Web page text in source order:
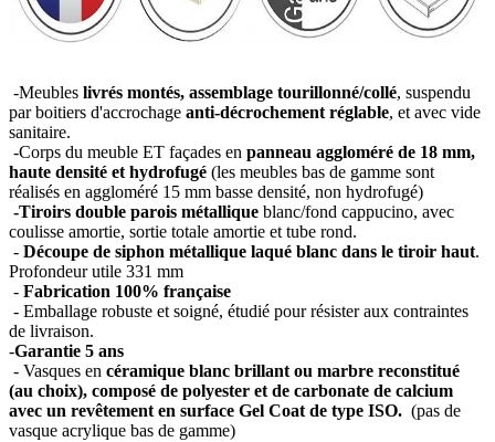
-Meubles livrés montés, assemblage tourillonné/collé, suspendu
par boitiers d'accrochage anti-décrochement réglable, et avec vide
sanitaire.
-Corps du meuble ET façades en panneau aggloméré de 18 mm,
haute densité et hydrofugé (les meubles bas de gamme sont
réalisés en aggloméré 15 mm basse densité, non hydrofugé)
-Tiroirs double parois métallique blanc/fond cappucino, avec
coulisse amortie, sortie totale amortie et tube rond.
- Découpe de siphon métallique laqué blanc dans le tiroir haut.
Profondeur utile 331 mm
- Fabrication 100% française
- Emballage robuste et soigné, étudié pour résister aux contraintes
de livraison.
-Garantie 5 ans
- Vasques en céramique blanc brillant ou marbre reconstitué
(au choix), composé de polyester et de carbonate de calcium
avec un revêtement en surface Gel Coat de type ISO. (pas de
vasque acrylique bas de gamme)